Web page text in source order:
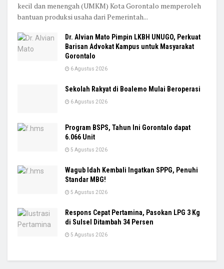
kecil dan menengah (UMKM) Kota Gorontalo memperoleh
bantuan produksi usaha dari Pemerintah...
Dr. Alvian Mato Pimpin LKBH UNUGO, Perkuat
Barisan Advokat Kampus untuk Masyarakat
Gorontalo
6 Agustus 2026
Sekolah Rakyat di Boalemo Mulai Beroperasi
6 Agustus 2026
Program BSPS, Tahun Ini Gorontalo dapat
6.066 Unit
5 Agustus 2026
Wagub Idah Kembali Ingatkan SPPG, Penuhi
Standar MBG!
5 Agustus 2026
Respons Cepat Pertamina, Pasokan LPG 3 Kg
di Sulsel Ditambah 34 Persen
5 Agustus 2026